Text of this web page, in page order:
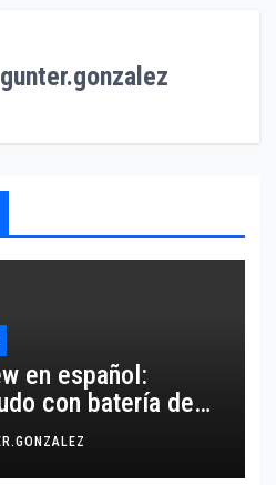
gunter.gonzalez
en español:
con batería de